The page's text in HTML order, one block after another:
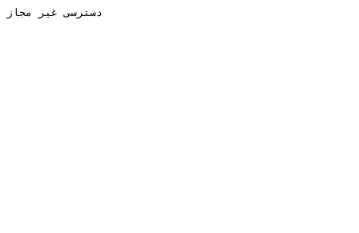
دسترسی غیر مجاز